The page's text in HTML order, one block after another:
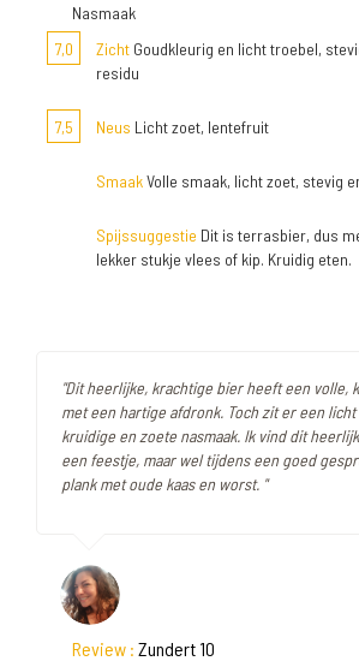
Nasmaak
7,0
Zicht Goudkleurig en licht troebel,
residu
7,5 Neus Licht zoet, lentefruit
SmaakVolle smaak, licht zoet, stevig
Spijssuggestie Dit is terrasbier, dus
lekker stukje vlees of kip. Kruidig eten.
"Dit heerlijke, krachtige bier heeft een volle,
met een hartige afdronk. Toch zit er een
kruidige en zoete nasmaak. Ik vind dit
een feestje, maar wel tijdens een goed
plank met oude kaas en worst. "
Review : Zundert 10